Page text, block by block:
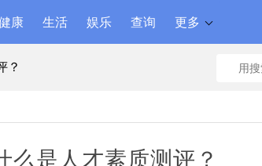
康 生活 娱乐 查询 更多
？
么是人才素质测评？